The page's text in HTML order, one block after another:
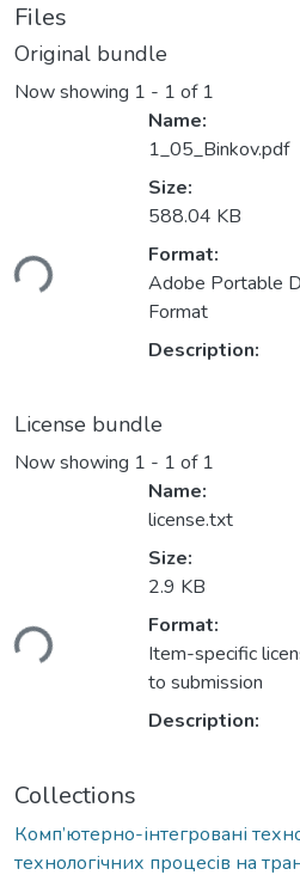
Files
Original bundle
Now showing 1 - 1 of 1
Name:
1_05_Binkov.pdf
Size:
588.04 KB
Format:
Adobe Portable
Format
Description:
License bundle
Now showing 1 - 1 of 1
Name:
license.txt
Size:
2.9 KB
Format:
Item-specific
to submission
Description:
Collections
Комп’ютерно-інтегровані
технологічних процесів на